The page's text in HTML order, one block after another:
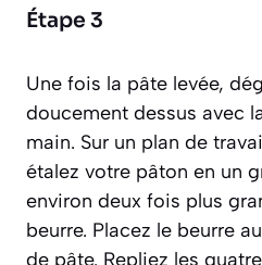
Étape 3
Une fois la pâte levée,
doucement dessus avec
main. Sur un plan de
étalez votre pâton en un
environ deux fois plus
beurre. Placez le beurre
de pâte. Repliez les